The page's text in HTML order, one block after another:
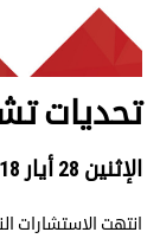
تحديات
الإثنين 28 أيار 2018
انتهت الاستشارات